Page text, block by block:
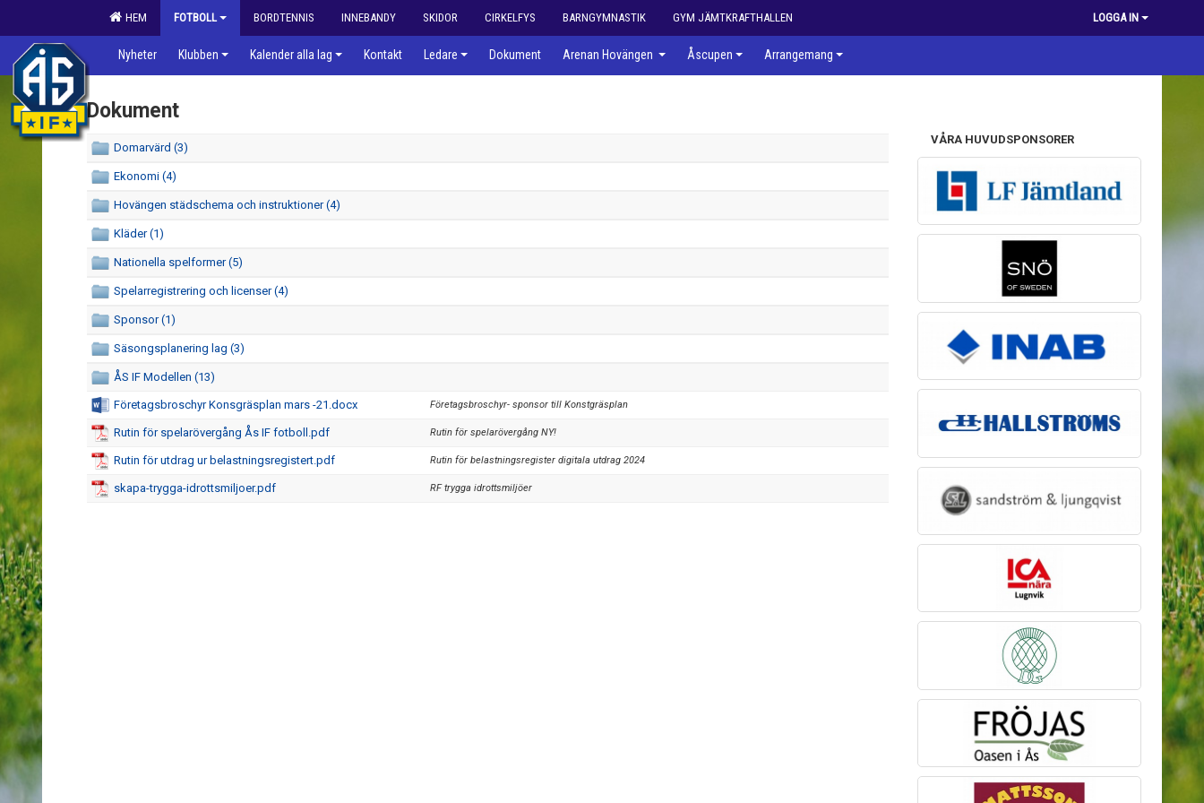
HEM FOTBOLL BORDTENNIS INNEBANDY SKIDOR CIRKELFYS BARNGYMNASTIK GYM JÄMTKRAFTHALLEN LOGGA IN
Nyheter Klubben Kalender alla lag Kontakt Ledare Dokument Arenan Hovängen Åscupen Arrangemang
Dokument
Domarvärd (3)
Ekonomi (4)
Hovängen städschema och instruktioner (4)
Kläder (1)
Nationella spelformer (5)
Spelarregistrering och licenser (4)
Sponsor (1)
Säsongsplanering lag (3)
ÅS IF Modellen (13)
Företagsbroschyr Konsgräsplan mars -21.docx Företagsbroschyr- sponsor till Konstgräsplan
Rutin för spelarövergång Ås IF fotboll.pdf Rutin för spelarövergång NY!
Rutin för utdrag ur belastningsregistert.pdf Rutin för belastningsregister digitala utdrag 2024
skapa-trygga-idrottsmiljoer.pdf RF trygga idrottsmiljöer
VÅRA HUVUDSPONSORER